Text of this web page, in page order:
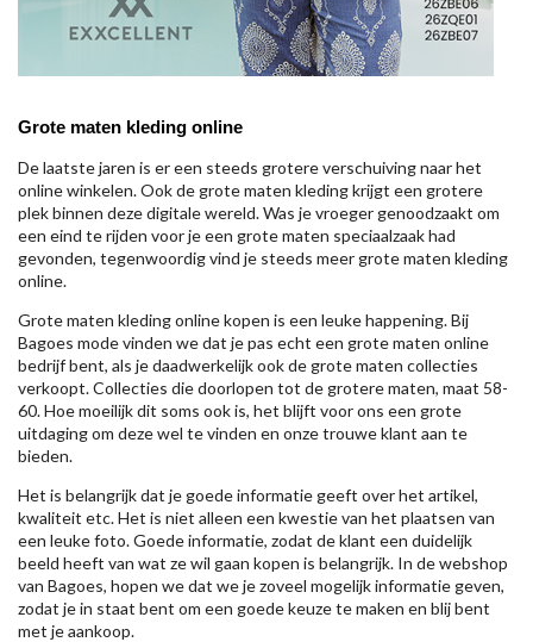
Grote maten kleding online
De laatste jaren is er een steeds grotere verschuiving naar het
online winkelen. Ook de grote maten kleding krijgt een grotere
plek binnen deze digitale wereld. Was je vroeger genoodzaakt om
een eind te rijden voor je een grote maten speciaalzaak had
gevonden, tegenwoordig vind je steeds meer grote maten kleding
online.
Grote maten kleding online kopen is een leuke happening. Bij
Bagoes mode vinden we dat je pas echt een grote maten online
bedrijf bent, als je daadwerkelijk ook de grote maten collecties
verkoopt. Collecties die doorlopen tot de grotere maten, maat 58-
60. Hoe moeilijk dit soms ook is, het blijft voor ons een grote
uitdaging om deze wel te vinden en onze trouwe klant aan te
bieden.
Het is belangrijk dat je goede informatie geeft over het artikel,
kwaliteit etc. Het is niet alleen een kwestie van het plaatsen van
een leuke foto. Goede informatie, zodat de klant een duidelijk
beeld heeft van wat ze wil gaan kopen is belangrijk. In de webshop
van Bagoes, hopen we dat we je zoveel mogelijk informatie geven,
zodat je in staat bent om een goede keuze te maken en blij bent
met je aankoop.